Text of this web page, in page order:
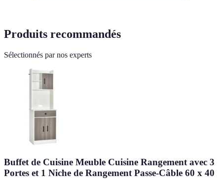
Produits recommandés
Sélectionnés par nos experts
Buffet de Cuisine Meuble Cuisine Rangement avec 3
Portes et 1 Niche de Rangement Passe-Câble 60 x 40